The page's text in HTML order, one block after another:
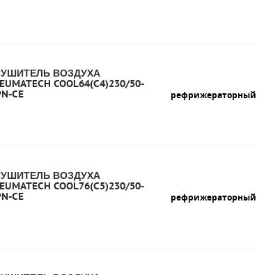
ВОЗДУХА
COOL64(C4)230/50-
CE
рефрижераторный
ВОЗДУХА
COOL76(C5)230/50-
CE
рефрижераторный